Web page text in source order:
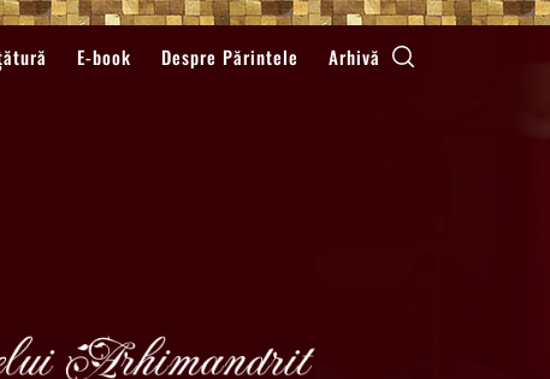
E-book Despre Părintele Arhivă